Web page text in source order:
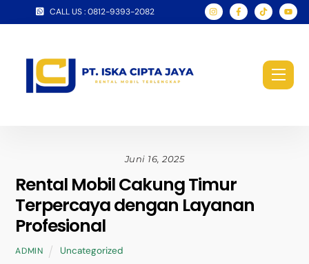
CALL US : 0812-9393-2082
Juni 16, 2025
Rental Mobil Cakung Timur
Terpercaya dengan Layanan
Profesional
ADMIN Uncategorized